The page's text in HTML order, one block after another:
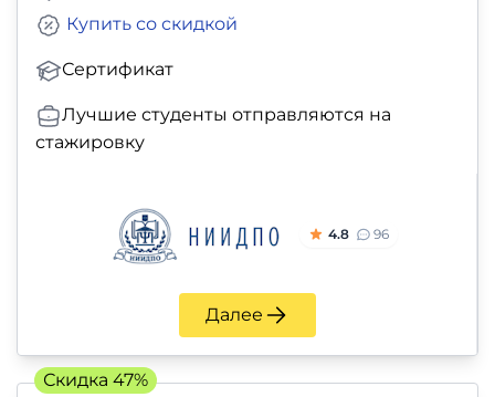
Сертификат
Купить со скидкой
Лучшие студенты отправляются на
стажировку
4.8 96
Далее
Скидка 47%